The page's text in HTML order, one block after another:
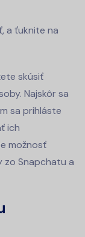
a ťuknite na
skúsiť
Najskôr sa
sa prihláste
ich
možnosť
zo Snapchatu a